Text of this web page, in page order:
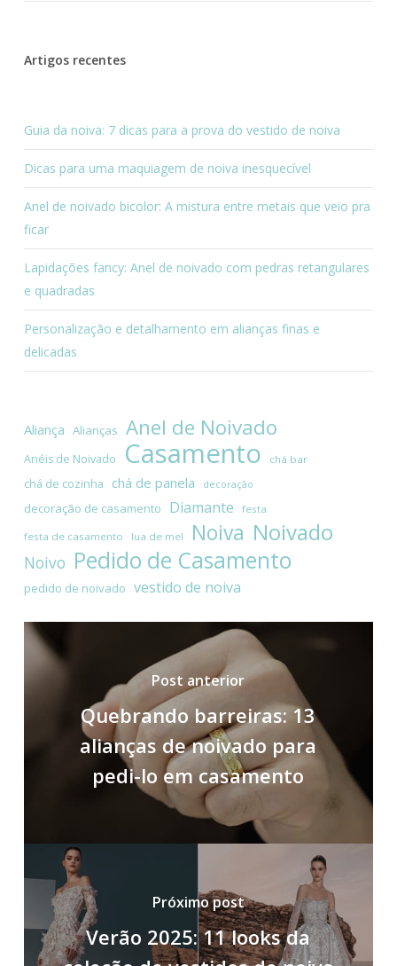
Artigos recentes
Guia da noiva: 7 dicas para a prova do vestido de noiva
Dicas para uma maquiagem de noiva inesquecível
Anel de noivado bicolor: A mistura entre metais que veio pra
ficar
Lapidações fancy: Anel de noivado com pedras retangulares
e quadradas
Personalização e detalhamento em alianças finas e
delicadas
Aliança Alianças Anel de Noivado
Anéis de Noivado Casamento chá bar
chá de cozinha chá de panela decoração
decoração de casamento Diamante festa
festa de casamento lua de mel Noiva Noivado
Noivo Pedido de Casamento
pedido de noivado vestido de noiva
Post anterior
Quebrando barreiras: 13
alianças de noivado para
pedi-lo em casamento
Próximo post
Verão 2025: 11 looks da